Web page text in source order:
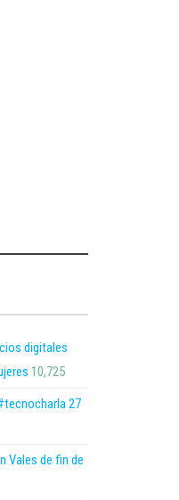
digitales
10,725
27
Vales de fin de